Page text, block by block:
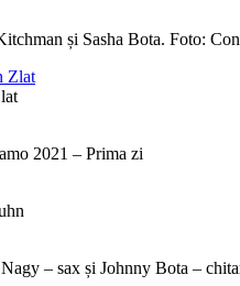
și Sasha Bota. Foto:
2021 – Prima zi
– sax și Johnny Bota –